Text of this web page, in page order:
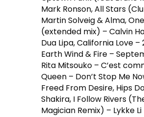
Mark Ronson, All Stars
Martin Solveig & Alma,
(extended mix) – Calvin
Dua Lipa, California Love –
Earth Wind & Fire –
Rita Mitsouko – C’est
Queen – Don’t Stop Me
Freed From Desire, Hips
Shakira, I Follow Rivers
Magician Remix) – Lykke Li